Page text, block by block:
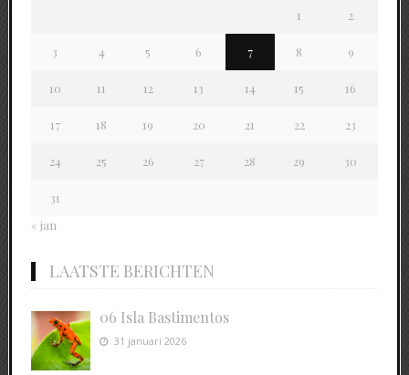
1 2
3 4 5 6 7 8 9
10 11 12 13 14 15 16
17 18 19 20 21 22 23
24 25 26 27 28 29 30
31
« jan
LAATSTE BERICHTEN
06 Isla Bastimentos
31 januari 2026